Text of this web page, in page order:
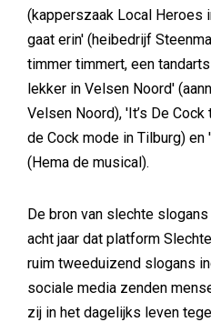
(kapperszaak Local Heroes
gaat erin' (heibedrijf
timmer timmert, een
lekker in Velsen Noord'
Velsen Noord), 'It’s De
de Cock mode in Tilburg)
(Hema de musical).
De bron van slechte
acht jaar dat platform
ruim tweeduizend slogans
sociale media zenden
zij in het dagelijks leven